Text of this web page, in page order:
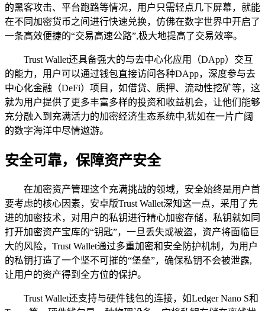
的黑客攻击、平台跑路等情况，用户只需轻点几下屏幕，就能
在不同加密货币之间进行快速兑换，仿佛在数字世界中开启了
一条高效便捷的“交易高速公路”,极大地提高了交易效率。
Trust Wallet还具备强大的与去中心化应用（DApp）交互
的能力，用户可以通过钱包直接访问各种DApp，深度参与去
中心化金融（DeFi）项目，如借贷、质押、流动性挖矿等，这
就为用户提供了更多丰富多样的投资和收益机会，让他们能够
充分融入到充满活力的加密经济生态系统中,犹如在一片广阔
的数字海洋中尽情遨游。
安全可靠，保障资产安全
在加密资产管理这个充满挑战的领域，安全始终是用户首
要考虑的核心因素，安卓版Trust Wallet深知这一点，采用了先
进的加密技术，对用户的私钥进行精心加密存储，私钥就如同
打开加密资产宝库的“钥匙”，一旦丢失或被盗，资产将面临巨
大的风险，Trust Wallet通过多重加密和安全防护机制，为用户
的私钥打造了一个坚不可摧的“堡垒”，确保私钥不会被泄露,
让用户的资产得到全方位的保护。
Trust Wallet还支持与硬件钱包的连接，如Ledger Nano S和